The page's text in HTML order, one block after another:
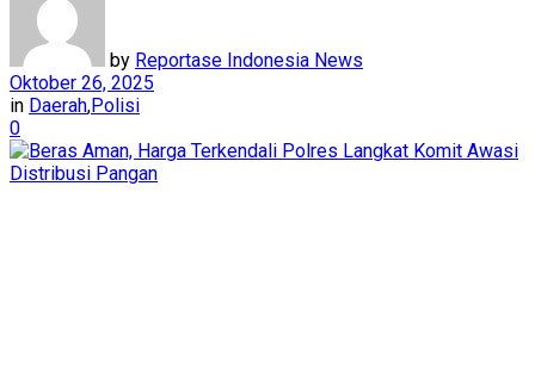
by Reportase Indonesia News
Oktober 26, 2025
in Daerah,Polisi
0